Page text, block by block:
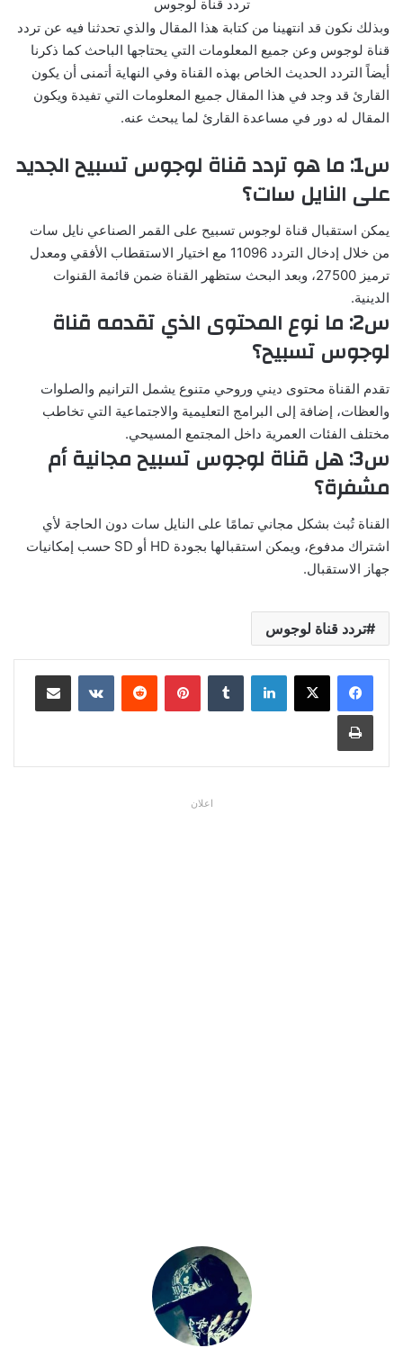
تردد قناة لوجوس
وبذلك نكون قد انتهينا من كتابة هذا المقال والذي تحدثنا فيه عن تردد
قناة لوجوس وعن جميع المعلومات التي يحتاجها الباحث كما ذكرنا
أيضاً التردد الحديث الخاص بهذه القناة وفي النهاية أتمنى أن يكون
القارئ قد وجد في هذا المقال جميع المعلومات التي تفيدة ويكون
المقال له دور في مساعدة القارئ لما يبحث عنه.
س1: ما هو تردد قناة لوجوس تسبيح الجديد
على النايل سات؟
يمكن استقبال قناة لوجوس تسبيح على القمر الصناعي نايل سات
من خلال إدخال التردد 11096 مع اختيار الاستقطاب الأفقي ومعدل
ترميز 27500، وبعد البحث ستظهر القناة ضمن قائمة القنوات
الدينية.
س2: ما نوع المحتوى الذي تقدمه قناة
لوجوس تسبيح؟
تقدم القناة محتوى ديني وروحي متنوع يشمل الترانيم والصلوات
والعظات، إضافة إلى البرامج التعليمية والاجتماعية التي تخاطب
مختلف الفئات العمرية داخل المجتمع المسيحي.
س3: هل قناة لوجوس تسبيح مجانية أم
مشفرة؟
القناة تُبث بشكل مجاني تمامًا على النايل سات دون الحاجة لأي
اشتراك مدفوع، ويمكن استقبالها بجودة HD أو SD حسب إمكانيات
جهاز الاستقبال.
تردد قناة لوجوس
لينكدإن بينتيريست مشاركة عبر البريد
طباعة
اعلان